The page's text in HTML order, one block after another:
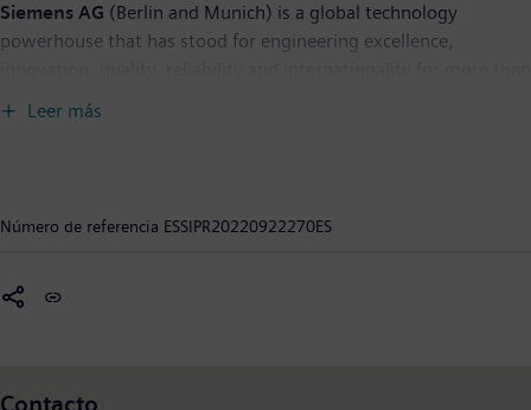
Siemens AG (Berlin and Munich) is a global technology
powerhouse that has stood for engineering excellence,
170 years. The company is active around the globe, focusing on
subsidiary Siemens Healthineers AG, the company is also a
Leer más
Número de referencia ESSIPR20220922270ES